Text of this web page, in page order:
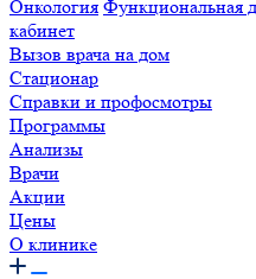
Онкология Функциональная
кабинет
Вызов врача на дом
Стационар
Справки и профосмотры
Программы
Анализы
Врачи
Акции
Цены
О клинике